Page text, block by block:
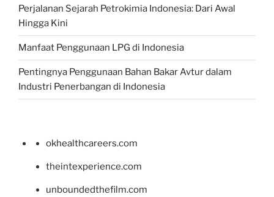
Perjalanan Sejarah Petrokimia Indonesia: Dari Awal
Hingga Kini
Manfaat Penggunaan LPG di Indonesia
Pentingnya Penggunaan Bahan Bakar Avtur dalam
Industri Penerbangan di Indonesia
okhealthcareers.com
theintexperience.com
unboundedthefilm.com